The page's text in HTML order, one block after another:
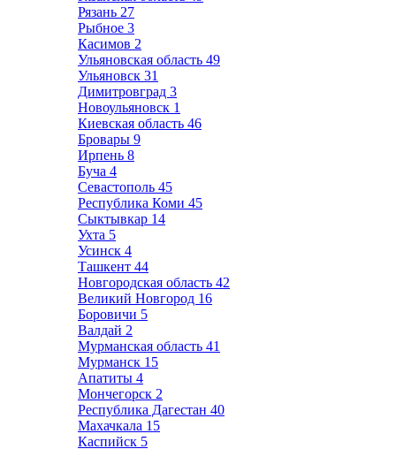
Рязань 27
Рыбное 3
Касимов 2
Ульяновская область 49
Ульяновск 31
Димитровград 3
Новоульяновск 1
Киевская область 46
Бровары 9
Ирпень 8
Буча 4
Севастополь 45
Республика Коми 45
Сыктывкар 14
Ухта 5
Усинск 4
Ташкент 44
Новгородская область 42
Великий Новгород 16
Боровичи 5
Валдай 2
Мурманская область 41
Мурманск 15
Апатиты 4
Мончегорск 2
Республика Дагестан 40
Махачкала 15
Каспийск 5